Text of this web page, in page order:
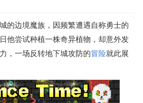
的边境魔族，因频繁遭遇自称勇士的
他尝试种植一株奇异植物，却意外发
，一场反转地下城攻防的冒险就此展